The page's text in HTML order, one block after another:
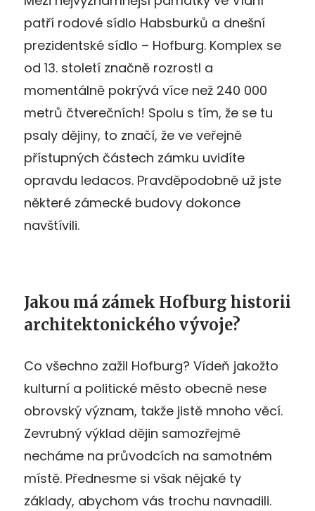
patří rodové sídlo Habsburků a dnešní
prezidentské sídlo – Hofburg. Komplex se
od 13. století značně rozrostl a
momentálně pokrývá více než 240 000
metrů čtverečních! Spolu s tím, že se tu
psaly dějiny, to značí, že ve veřejně
přístupných částech zámku uvidíte
opravdu ledacos. Pravděpodobně už jste
některé zámecké budovy dokonce
navštívili.
Jakou má zámek Hofburg historii
architektonického vývoje?
Co všechno zažil Hofburg? Vídeň jakožto
kulturní a politické město obecně nese
obrovský význam, takže jistě mnoho věcí.
Zevrubný výklad dějin samozřejmě
necháme na průvodcích na samotném
místě. Přednesme si však nějaké ty
základy, abychom vás trochu navnadili.